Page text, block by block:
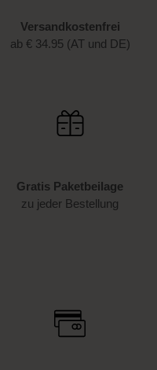
Versandkostenfrei
ab € 34.95 (AT und DE)
Gratis Paketbeilage
zu jeder Bestellung